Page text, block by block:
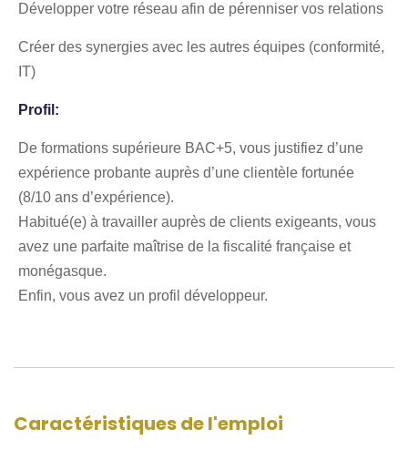
Développer votre réseau afin de pérenniser vos relations
Créer des synergies avec les autres équipes (conformité,
IT)
Profil:
De formations supérieure BAC+5, vous justifiez d’une
expérience probante auprès d’une clientèle fortunée
(8/10 ans d’expérience).
Habitué(e) à travailler auprès de clients exigeants, vous
avez une parfaite maîtrise de la fiscalité française et
monégasque.
Enfin, vous avez un profil développeur.
Caractéristiques de l'emploi